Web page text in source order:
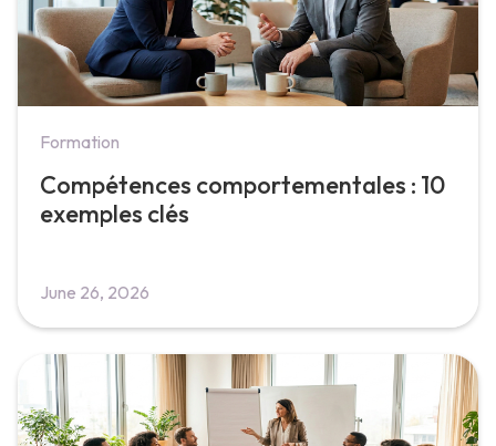
Formation
Compétences comportementales : 10
exemples clés
June 26, 2026